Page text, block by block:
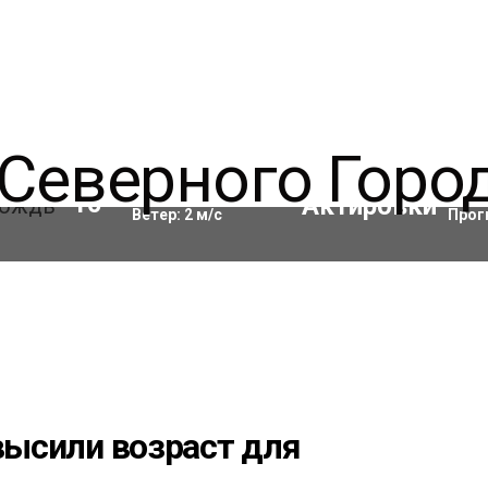
10°C Влажность:98%
Ветер: 2м/с
возраст для